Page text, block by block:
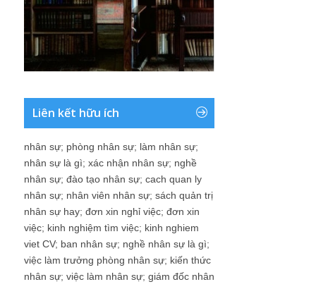
Liên kết hữu ích
nhân sự; phòng nhân sự; làm nhân sự;
nhân sự là gì; xác nhận nhân sự; nghề
nhân sự; đào tạo nhân sự; cach quan ly
nhân sự; nhân viên nhân sự; sách quản trị
nhân sự hay; đơn xin nghỉ việc; đơn xin
việc; kinh nghiệm tìm việc; kinh nghiem
viet CV; ban nhân sự; nghề nhân sự là gì;
việc làm trưởng phòng nhân sự; kiến thức
nhân sự; việc làm nhân sự; giám đốc nhân